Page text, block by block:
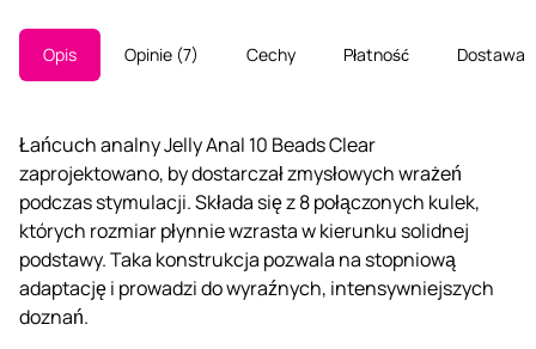
Opis Opinie 7 Cechy Płatność Dostawa
Łańcuch analny Jelly Anal 10 Beads Clear
zaprojektowano, by dostarczał zmysłowych wrażeń
podczas stymulacji. Składa się z 8 połączonych kulek,
których rozmiar płynnie wzrasta w kierunku solidnej
podstawy. Taka konstrukcja pozwala na stopniową
adaptację i prowadzi do wyraźnych, intensywniejszych
doznań.